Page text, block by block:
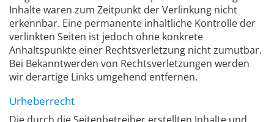
Inhalte waren zum Zeitpunkt der Verlinkung nicht
erkennbar. Eine permanente inhaltliche Kontrolle der
verlinkten Seiten ist jedoch ohne konkrete
Anhaltspunkte einer Rechtsverletzung nicht zumutbar.
Bei Bekanntwerden von Rechtsverletzungen werden
wir derartige Links umgehend entfernen.
Urheberrecht
Die durch die Seitenbetreiber erstellten Inhalte und